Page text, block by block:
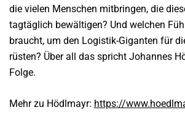
die vielen Menschen mitbringen, die
tagtäglich bewältigen? Und welchen
braucht, um den Logistik-Giganten für
rüsten? Über all das spricht Johannes
Folge.
Mehr zu Hödlmayr: https://